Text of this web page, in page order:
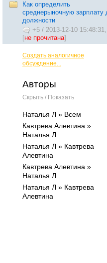
Как определить
среднерыночную зарплату
должности
+5 / 2013-12-10 15:48:31,
[не прочитана]
Создать аналогичное
обсуждение...
Авторы
Скрыть / Показать
Наталья Л » Всем
Кавтрева Алевтина »
Наталья Л
Наталья Л » Кавтрева
Алевтина
Кавтрева Алевтина »
Наталья Л
Наталья Л » Кавтрева
Алевтина